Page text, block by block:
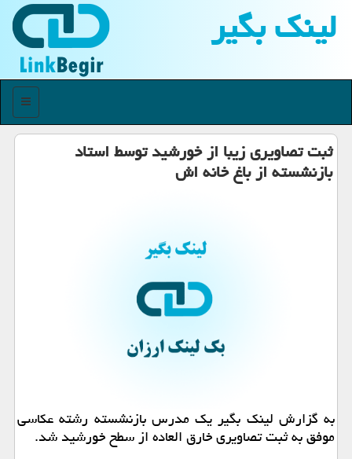
لینك بگیر
منو
ثبت تصاویری زیبا از خورشید توسط استاد
بازنشسته از باغ خانه اش
به گزارش لینك بگیر یك مدرس بازنشسته رشته عكاسی
موفق به ثبت تصاویری خارق العاده از سطح خورشید شد.